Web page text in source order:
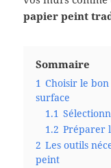
papier peint
Sommaire
1 Choisir le
surface
1.1
1.2 Préparer
2 Les outils
peint